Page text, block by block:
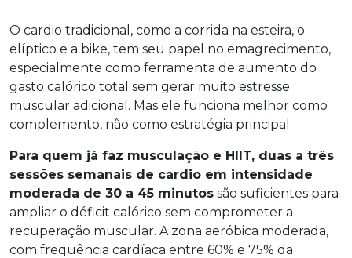
O cardio tradicional, como a corrida na esteira, o
elíptico e a bike, tem seu papel no emagrecimento,
especialmente como ferramenta de aumento do
gasto calórico total sem gerar muito estresse
muscular adicional. Mas ele funciona melhor como
complemento, não como estratégia principal.
Para quem já faz musculação e HIIT, duas a três
sessões semanais de cardio em intensidade
moderada de 30 a 45 minutos são suficientes para
ampliar o déficit calórico sem comprometer a
recuperação muscular. A zona aeróbica moderada,
com frequência cardíaca entre 60% e 75% da